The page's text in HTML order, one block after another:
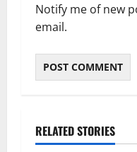
Notify me of new
email.
RELATED STORIES